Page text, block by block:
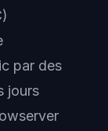
par des
jours